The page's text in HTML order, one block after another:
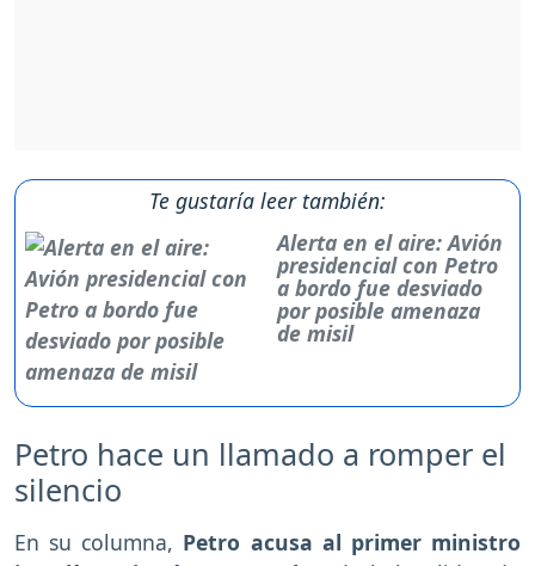
Te gustaría leer también:
Alerta en el aire: Avión
presidencial con Petro
a bordo fue desviado
por posible amenaza
de misil
Petro hace un llamado a romper el
silencio
En su columna, Petro acusa al primer ministro